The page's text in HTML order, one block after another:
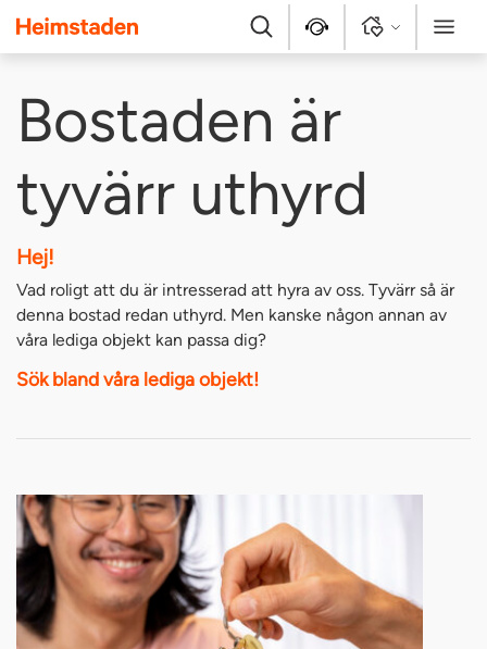
Heimstaden
Sök Kontakt Logga in Meny
Bostaden är
tyvärr uthyrd
Hej!
Vad roligt att du är intresserad att hyra av oss. Tyvärr så är
denna bostad redan uthyrd. Men kanske någon annan av
våra lediga objekt kan passa dig?
Sök bland våra lediga objekt!